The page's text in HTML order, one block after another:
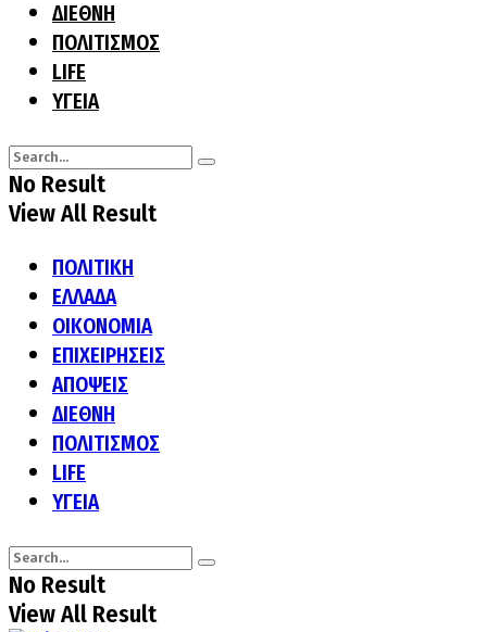
ΔΙΕΘΝΗ
ΠΟΛΙΤΙΣΜΟΣ
LIFE
ΥΓΕΙΑ
No Result
View All Result
ΠΟΛΙΤΙΚΗ
ΕΛΛΑΔΑ
ΟΙΚΟΝΟΜΙΑ
ΕΠΙΧΕΙΡΗΣΕΙΣ
ΑΠΟΨΕΙΣ
ΔΙΕΘΝΗ
ΠΟΛΙΤΙΣΜΟΣ
LIFE
ΥΓΕΙΑ
No Result
View All Result